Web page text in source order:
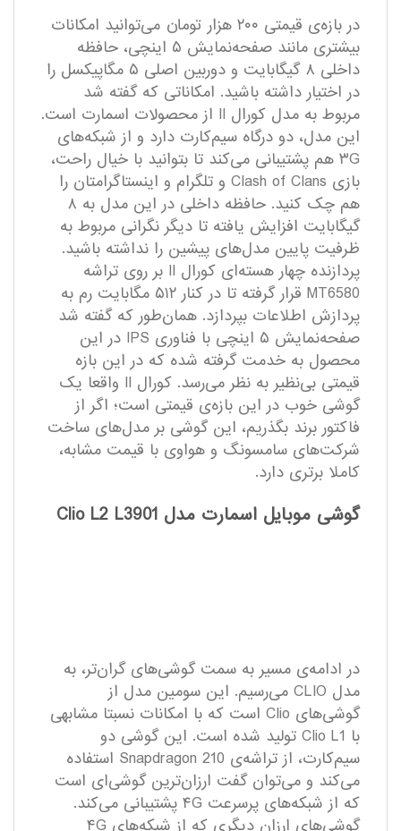
در بازه‌ی قیمتی ۲۰۰ هزار تومان می‌توانید امکانات
بیشتری مانند صفحه‌نمایش ۵ اینچی، حافظه
داخلی ۸ گیگابایت و دوربین اصلی ۵ مگاپیکسل را
در اختیار داشته باشید. امکاناتی که گفته شد
مربوط به مدل کورال II از محصولات اسمارت است.
این مدل، دو درگاه سیم‌کارت دارد و از شبکه‌های
۳G هم پشتیبانی می‌کند تا بتوانید با خیال راحت،
بازی Clash of Clans و تلگرام و اینستاگرامتان را
هم چک کنید. حافظه داخلی در این مدل به ۸
گیگابایت افزایش یافته تا دیگر نگرانی مربوط به
ظرفیت پایین مدل‌های پیشین را نداشته باشید.
پردازنده چهار هسته‌ای کورال II بر روی تراشه
MT6580 قرار گرفته تا در کنار ۵۱۲ مگابایت رم به
پردازش اطلاعات بپردازد. همان‌طور که گفته شد
صفحه‌نمایش ۵ اینچی با فناوری IPS در این
محصول به خدمت گرفته شده که در این بازه
قیمتی بی‌نظیر به نظر می‌رسد. کورال II واقعا یک
گوشی خوب در این بازه‌ی قیمتی است؛ اگر از
فاکتور برند بگذریم، این گوشی بر مدل‌های ساخت
شرکت‌های سامسونگ و هواوی با قیمت مشابه،
کاملا برتری دارد.
گوشی موبایل اسمارت مدل Clio L2 L3901
در ادامه‌ی مسیر به سمت گوشی‌های گران‌تر، به
مدل CLIO می‌رسیم. این سومین مدل از
گوشی‌های Clio است که با امکانات نسبتا مشابهی
با Clio L1 تولید شده است. این گوشی دو
سیم‌کارت، از تراشه‌ی Snapdragon 210 استفاده
می‌کند و می‌توان گفت ارزان‌ترین گوشی‌ای است
که از شبکه‌های پرسرعت ۴G پشتیبانی می‌کند.